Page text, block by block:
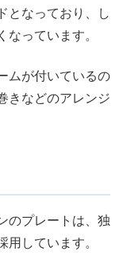
となっており、し
なっています。
ムが付いているの
きなどのアレンジ
のプレートは、独
用しています。